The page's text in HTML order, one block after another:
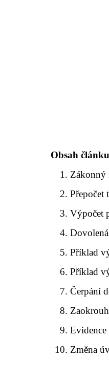
Obsah
Zákonný
Přepočet
Výpočet
Příklad
Příklad
Čerpání
Evidence
Změna